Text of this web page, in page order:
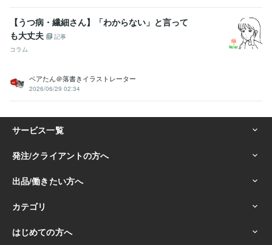
【うつ病・繊細さん】「わからない」と言って
も大丈夫
記事
コラム
ベアたん＠落書きイラストレーター
2026/06/29 02:34